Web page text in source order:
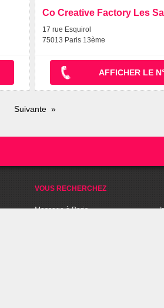
Co Creative Factory Les
17 rue Esquirol
75013 Paris 13ème
AFFICHER LE
Suivante
VOUS RECHERCHEZ
Massage à Paris